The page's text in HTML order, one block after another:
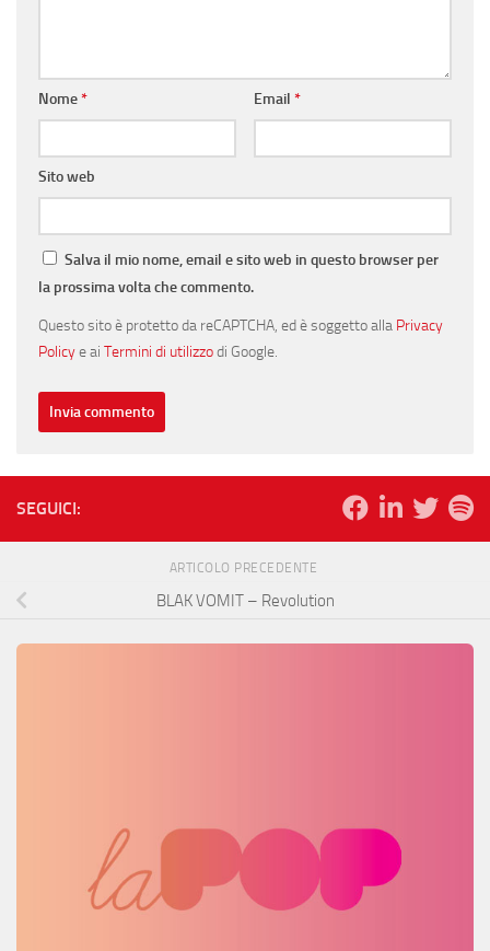
Nome* Email *
Sito web
Salva il mio nome, email e sito web in questo browser per
la prossima volta che commento.
Questo sito è protetto da reCAPTCHA, ed è soggetto alla Privacy
Policye ai Termini di utilizzodi Google.
SEGUICI:
ARTICOLO PRECEDENTE
BLAK VOMIT – Revolution